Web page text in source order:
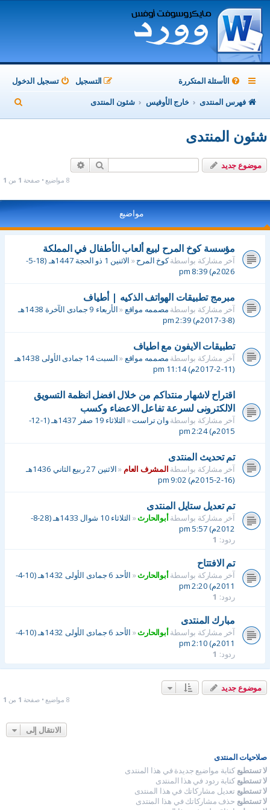
الأسئلة المتكررة تسجيل الدخول
التسجيل
فهرس المنتدى
خارج الأوفيس شئون المنتدى
ح
شئون المنتدى
موضوع جديد بحث
8 مواضيع • صفحة 1 من 1
مواضيع
مؤسسة كوخ المرح لبيع ألعاب الأطفال في المملكة
آخر مشاركة بواسطةكوخ المرح«
الاثنين 1 ذو الحجة 1447هـ (18-5-
2026م) 8:39 pm
مبرمج تطبيقات الهواتف الذكيه | أطياف
آخر مشاركة بواسطة مصممه مواقع«
الأربعاء 9 جمادى الآخرة 1438هـ
(8-3-2017م) 2:39 pm
تطبيقات الايفون مع اطياف
آخر مشاركة بواسطة مصممه مواقع«
السبت 14 جمادى الأولى 1438هـ
(11-2-2017م) 11:14 pm
اقتراح لاشهار منتداكم من خلال افضل انظمة التسويق
الالكترونى لسرعة تفاعل الاعضاء وكسب
آخر مشاركة بواسطةوان تراست«
الثلاثاء 19 صفر 1437هـ (1-12-
2015م) 2:24 pm
تم تحديث المنتدى
آخر مشاركة بواسطة المشرف العام «
الاثنين 27 ربيع الثاني 1436هـ
(16-2-2015م) 9:02 pm
تم تعديل ستايل المنتدى
آخر مشاركة بواسطةأبوالحارث«
الثلاثاء 10 شوال 1433هـ (28-8-
2012م) 5:57 pm
ردود: 1
تم الافتتاح
آخر مشاركة بواسطةأبوالحارث«
الأحد 6 جمادى الأولى 1432هـ (10-4-
2011م) 2:20 pm
ردود: 1
مبارك المنتدى
آخر مشاركة بواسطةأبوالحارث«
الأحد 6 جمادى الأولى 1432هـ (10-4-
2011م) 2:10 pm
ردود: 1
موضوع جديد
8 مواضيع • صفحة 1 من 1
الانتقال إلى
صلاحيات المنتدى
لا تستطيع كتابة مواضيع جديدة في هذا المنتدى
لا تستطيع كتابة ردود في هذا المنتدى
لا تستطيع تعديل مشاركاتك في هذا المنتدى
لا تستطيع حذف مشاركاتك في هذا المنتدى